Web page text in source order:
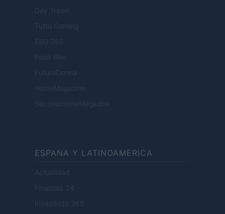
Day Travel
Tutto Gaming
ESG 365
Food Wiki
FuturoDonna
HomeMagazine
SecondHomeMagazine
ESPANA Y LATINOAMERICA
Actualidad
Finanzas 24
Investindo 365